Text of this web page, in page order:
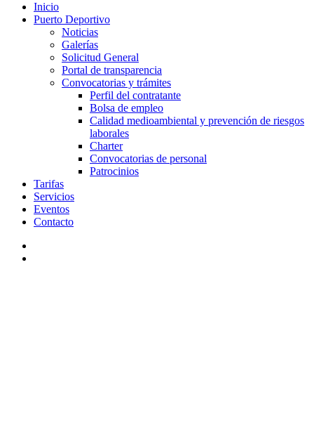
Inicio
Puerto Deportivo
Noticias
Galerías
Solicitud General
Portal de transparencia
Convocatorias y trámites
Perfil del contratante
Bolsa de empleo
Calidad medioambiental y prevención de riesgos
laborales
Charter
Convocatorias de personal
Patrocinios
Tarifas
Servicios
Eventos
Contacto